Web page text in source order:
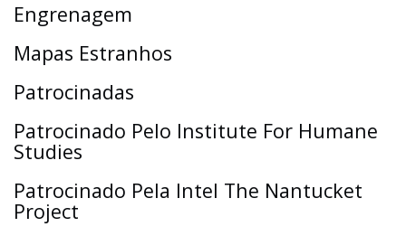
Engrenagem
Mapas Estranhos
Patrocinadas
Patrocinado Pelo Institute For Humane
Studies
Patrocinado Pela Intel The Nantucket
Project